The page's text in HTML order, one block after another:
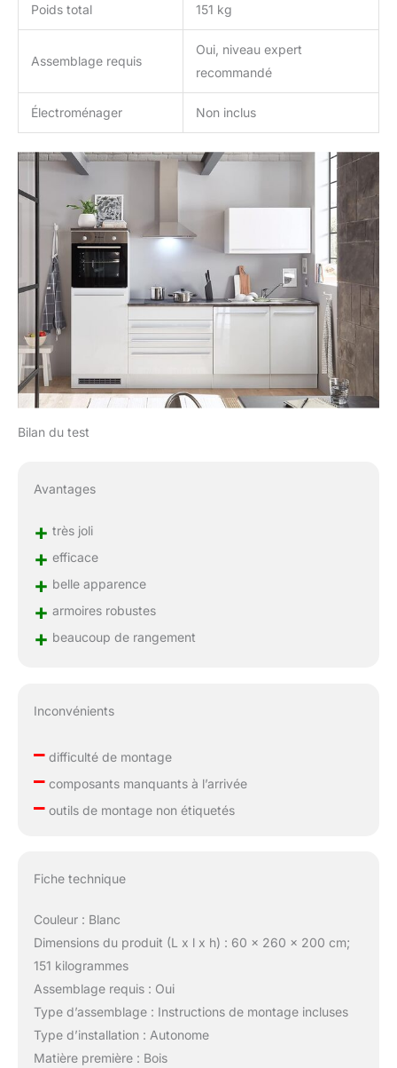
Poids total 151 kg
Assemblage requis
Oui, niveau expert
recommandé
Électroménager Non inclus
Bilan du test
Avantages
+ très joli
+ efficace
+ belle apparence
+ armoires robustes
+ beaucoup de rangement
Inconvénients
–difficulté de montage
–composants manquants à l’arrivée
–outils de montage non étiquetés
Fiche technique
Couleur : Blanc
Dimensions du produit (L x l x h) : 60 x 260 x 200 cm;
151 kilogrammes
Assemblage requis : Oui
Type d’assemblage : Instructions de montage incluses
Type d’installation : Autonome
Matière première : Bois